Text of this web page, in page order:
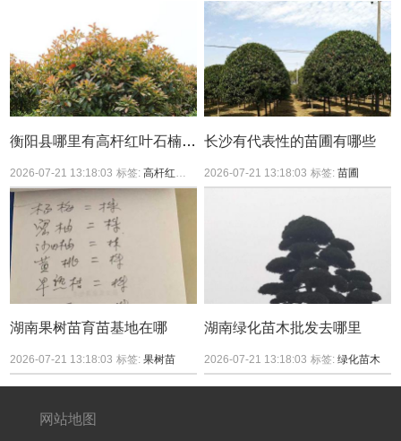
衡阳县哪里有高杆红叶石楠买？
2026-07-21 13:18:03 标签:高杆红叶石楠
长沙有代表性的苗圃有哪些
2026-07-21 13:18:03 标签:苗圃
湖南果树苗育苗基地在哪
2026-07-21 13:18:03 标签:果树苗
湖南绿化苗木批发去哪里
2026-07-21 13:18:03 标签:绿化苗木
网站地图